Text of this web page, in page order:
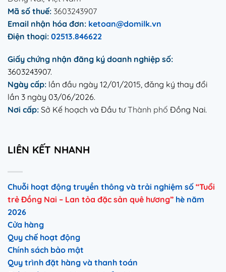
Mã số thuế: 3603243907
Email nhận hóa đơn: ketoan@domilk.vn
Điện thoại: 02513.846622
Giấy chứng nhận đăng ký doanh nghiệp số:
3603243907.
Ngày cấp: lần đầu ngày 12/01/2015, đăng ký thay đổi
lần 3 ngày 03/06/2026.
Nơi cấp: Sở Kế hoạch và Đầu tưThành phố Đồng Nai.
LIÊN KẾT NHANH
Chuỗi hoạt động truyền thông và trải nghiệm số “Tuổi
trẻ Đồng Nai – Lan tỏa đặc sản quê hương” hè năm
2026
Cửa hàng
Quy chế hoạt động
Chính sách bảo mật
Quy trình đặt hàng và thanh toán